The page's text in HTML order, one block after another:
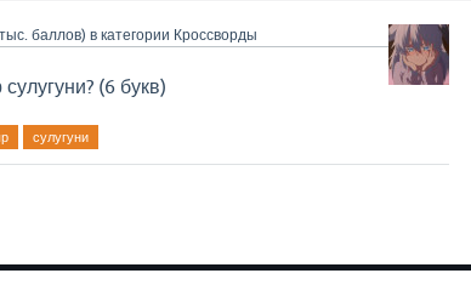
баллов) в категории Кроссворды
(6 букв)
сулугуни